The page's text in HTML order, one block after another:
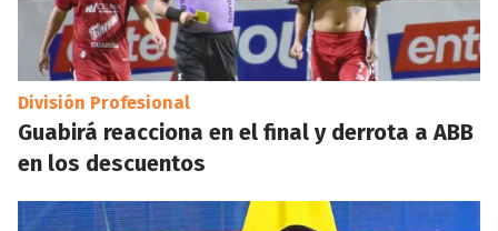
División Profesional
Guabirá reacciona en el final y derrota a ABB
en los descuentos